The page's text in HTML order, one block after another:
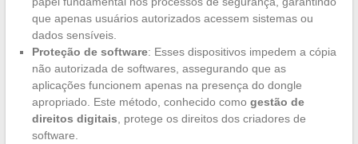
que apenas usuários autorizados acessem sistemas ou
dados sensíveis.
Proteção de software: Esses dispositivos impedem a cópia
não autorizada de softwares, assegurando que as
aplicações funcionem apenas na presença do dongle
apropriado. Este método, conhecido como gestão de
direitos digitais , protege os direitos dos criadores de
software.